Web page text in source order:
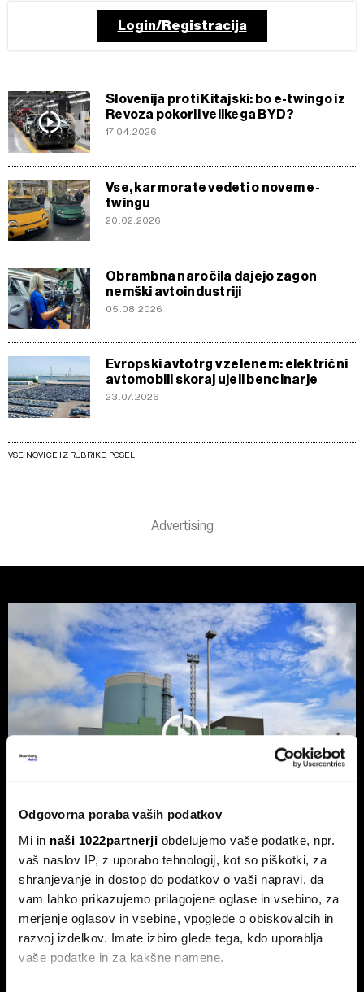
Odgovorna poraba vaših podatkov
Mi in naši 1022partnerji obdelujemo vaše podatke, npr.
vaš naslov IP, z uporabo tehnologij, kot so piškotki, za
shranjevanje in dostop do podatkov o vaši napravi, da
vam lahko prikazujemo prilagojene oglase in vsebino, za
merjenje oglasov in vsebine, vpoglede o obiskovalcih in
razvoj izdelkov. Imate izbiro glede tega, kdo uporablja
vaše podatke in za kakšne namene.
Login/Registracija
Slovenija proti Kitajski: bo e-twingo iz
Revoza pokoril velikega BYD?
17.04.2026
Vse, kar morate vedeti o novem e-
twingu
20.02.2026
Obrambna naročila dajejo zagon
nemški avtoindustriji
05.08.2026
Evropski avtotrg v zelenem: električni
avtomobili skoraj ujeli bencinarje
23.07.2026
VSE NOVICE IZ RUBRIKE POSEL
NEK predvidoma jutri v zmanjšanje
delovanja, lahko sledi ustavitev - kaj
pravi Gorazd Pfeifer, NEK
Slovenska nuklearka predvidoma jutri ponoči v zmanjšanje
delovanja, v naslednjih treh ali štirih dneh pa bodo po vsej